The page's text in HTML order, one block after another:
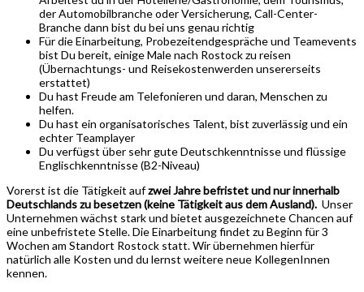
der Automobilbranche oder Versicherung, Call-Center-
Branche dann bist du bei uns genau richtig
Für die Einarbeitung, Probezeitendgespräche und Teamevents
bist Du bereit, einige Male nach Rostock zu reisen
(Übernachtungs- und Reisekostenwerden unsererseits
erstattet)
Du hast Freude am Telefonieren und daran, Menschen zu
helfen.
Du hast ein organisatorisches Talent, bist zuverlässig und ein
echter Teamplayer
Du verfügst über sehr gute Deutschkenntnisse und flüssige
Englischkenntnisse (B2-Niveau)
Vorerst ist die Tätigkeit aufzwei Jahre befristet und nur innerhalb
Deutschlands zu besetzen (keine Tätigkeit aus dem Ausland). Unser
Unternehmen wächst stark und bietet ausgezeichnete Chancen auf
eine unbefristete Stelle.Die Einarbeitung findet zu Beginn für 3
Wochen am Standort Rostock statt. Wir übernehmen hierfür
natürlich alle Kosten und du lernst weitere neue KollegenInnen
kennen.